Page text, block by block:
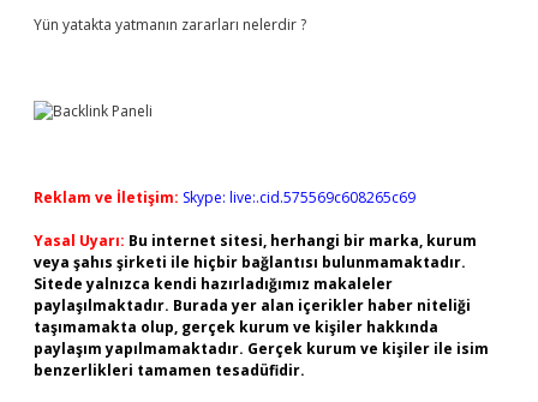
Yün yatakta yatmanın zararları nelerdir ?
Reklam ve İletişim: Skype: live:.cid.575569c608265c69
Yasal Uyarı: Bu internet sitesi, herhangi bir marka, kurum
veya şahıs şirketi ile hiçbir bağlantısı bulunmamaktadır.
Sitede yalnızca kendi hazırladığımız makaleler
paylaşılmaktadır. Burada yer alan içerikler haber niteliği
taşımamakta olup, gerçek kurum ve kişiler hakkında
paylaşım yapılmamaktadır. Gerçek kurum ve kişiler ile isim
benzerlikleri tamamen tesadüfidir.